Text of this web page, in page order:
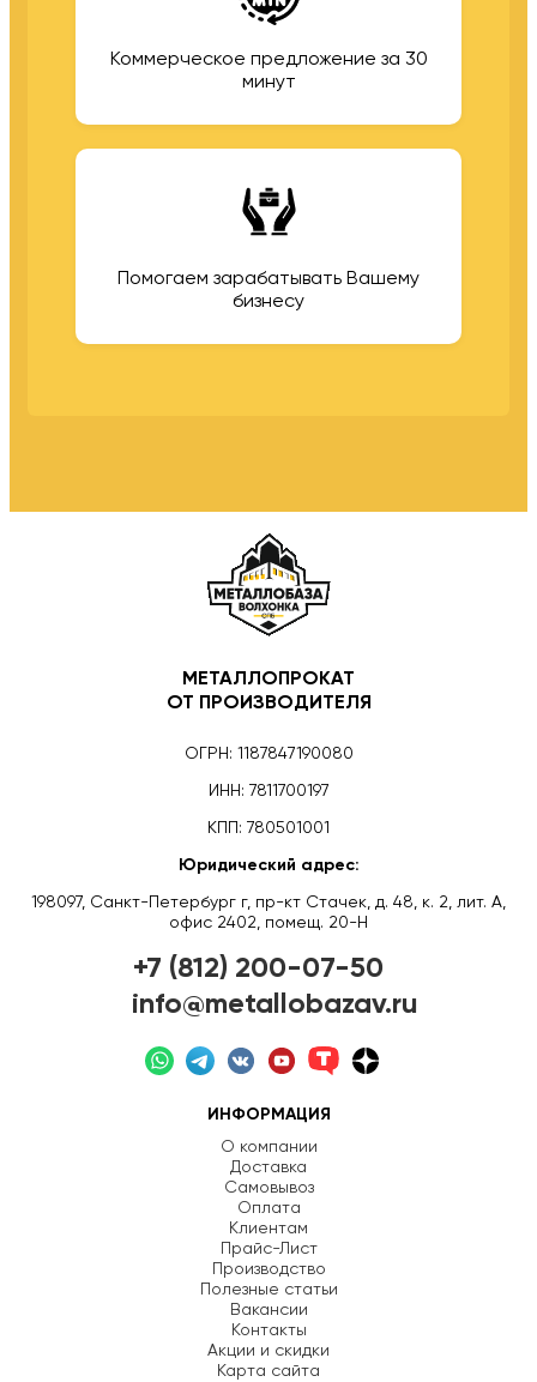
Коммерческое предложение за 30
минут
Помогаем зарабатывать Вашему
бизнесу
МЕТАЛЛОПРОКАТ
ОТ ПРОИЗВОДИТЕЛЯ
ОГРН: 1187847190080
ИНН: 7811700197
КПП: 780501001
Юридический адрес:
198097, Санкт-Петербург г, пр-кт Стачек, д. 48, к. 2, лит. А,
офис 2402, помещ. 20-Н
+7 (812) 200-07-50
info@metallobazav.ru
ИНФОРМАЦИЯ
О компании
Доставка
Самовывоз
Оплата
Клиентам
Прайс-Лист
Производство
Полезные статьи
Вакансии
Контакты
Акции и скидки
Карта сайта